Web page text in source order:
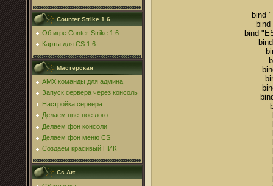
Counter Strike 1.6
Об игре Conter-Strike 1.6
Карты для CS 1.6
Мастерская
AMX команды для админа
Запуск сервера через консоль
Настройка сервера
Делаем цветное лого
Делаем фон консоли
Делаем фон меню CS
Создаем красивый НИК
Cs Art
bind
bind
bind